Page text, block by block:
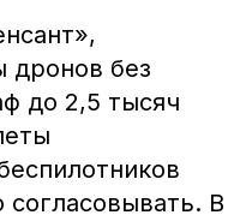
дронов без
до 2,5 тысяч
В